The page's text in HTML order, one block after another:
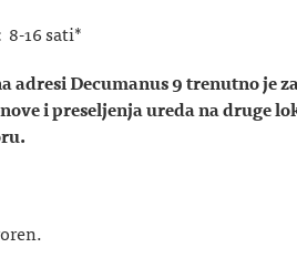
8-16 sati*
adresi Decumanus 9 trenutno je
i preseljenja ureda na druge